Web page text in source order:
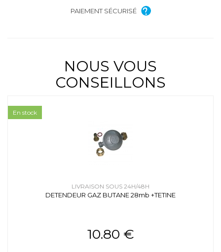
PAIEMENT SÉCURISÉ
NOUS VOUS
CONSEILLONS
LIVRAISON SOUS 24H/48H
DETENDEUR GAZ BUTANE 28mb +TETINE
10.80 €
En stock